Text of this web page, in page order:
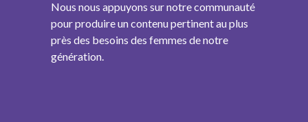
Nous nous appuyons sur notre communauté
pour produire un contenu pertinent au plus
près des besoins des femmes de notre
génération.